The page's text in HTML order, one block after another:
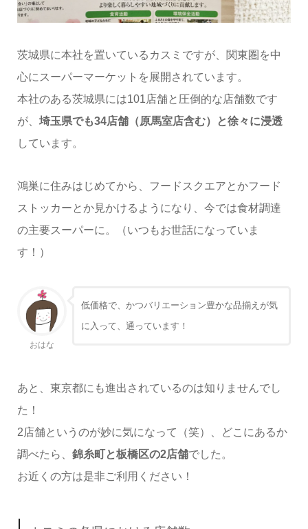
茨城県に本社を置いているカスミですが、関東圏を中
心にスーパーマーケットを展開されています。
本社のある茨城県には101店舗と圧倒的な店舗数です
が、 埼玉県でも34店舗（原馬室店含む）と徐々に浸透
しています。
鴻巣に住みはじめてから、フードスクエアとかフード
ストッカーとか見かけるようになり、今では食材調達
の主要スーパーに。（いつもお世話になっていま
す！）
おはな
低価格で、かつバリエーション豊かな品揃えが気
に入って、通っています！
あと、東京都にも進出されているのは知りませんでし
た！
2店舗というのが妙に気になって（笑）、どこにあるか
調べたら、 錦糸町と板橋区の2店舗でした。
お近くの方は是非ご利用ください！